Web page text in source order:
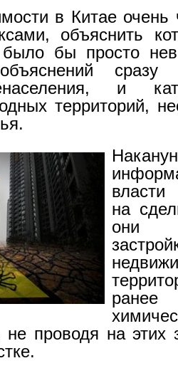
в Китае очень
объяснить
было бы просто
и
территорий,
на
они
ранее
не проводя на этих